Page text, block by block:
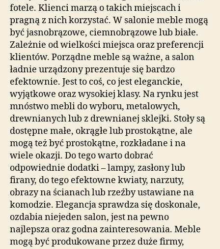
fotele. Klienci marzą o takich miejscach i
pragną z nich korzystać. W salonie meble mogą
być jasnobrązowe, ciemnobrązowe lub białe.
Zależnie od wielkości miejsca oraz preferencji
klientów. Porządne meble są ważne, a salon
ładnie urządzony prezentuje się bardzo
efektownie. Jest to coś, co jest eleganckie,
wyjątkowe oraz wysokiej klasy. Na rynku jest
mnóstwo mebli do wyboru, metalowych,
drewnianych lub z drewnianej sklejki. Stoły są
dostępne małe, okrągłe lub prostokątne, ale
mogą też być prostokątne, rozkładane i na
wiele okazji. Do tego warto dobrać
odpowiednie dodatki – lampy, zasłony lub
firany, do tego efektowne kwiaty, narzuty,
obrazy na ścianach lub rzeźby ustawiane na
komodzie. Elegancja sprawdza się doskonale,
ozdabia niejeden salon, jest na pewno
najlepsza oraz godna zainteresowania. Meble
mogą być produkowane przez duże firmy,